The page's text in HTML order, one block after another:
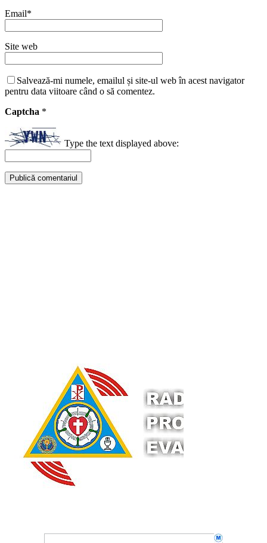
Email*
Site web
Salvează-mi numele, emailul și site-ul web în acest navigator
pentru data viitoare când o să comentez.
Captcha *
Type the text displayed above: